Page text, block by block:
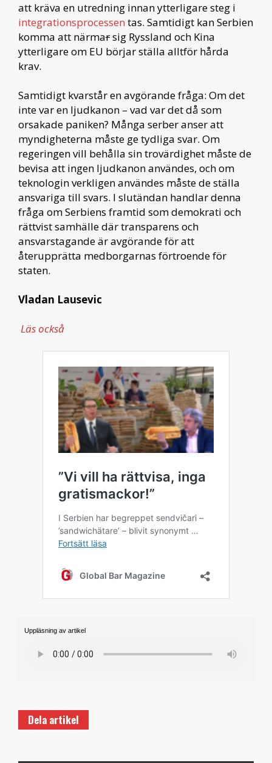
att kräva en utredning innan ytterligare steg i
integrationsprocessen tas. Samtidigt kan Serbien
komma att närmarsig Ryssland och Kina
ytterligare om EU börjar ställa alltför hårda
krav.
Samtidigt kvarstår en avgörande fråga: Om det
inte var en ljudkanon – vad var det då som
orsakade paniken? Många serber anser att
myndigheterna måste ge tydliga svar. Om
regeringen vill behålla sin trovärdighet måste de
bevisa att ingen ljudkanon användes, och om
teknologin verkligen användes måste de ställa
ansvariga till svars. I slutändan handlar denna
fråga om Serbiens framtid som demokrati och
rättvist samhälle där transparens och
ansvarstagande är avgörande för att
återupprätta medborgarnas förtroende för
staten.
Vladan Lausevic
Läs också
Uppläsning av artikel
Dela artikel